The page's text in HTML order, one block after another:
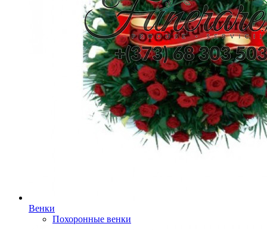
Венки
Похоронные венки